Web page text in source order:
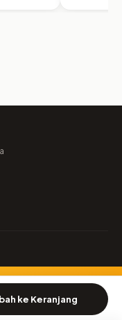
ke Keranjang